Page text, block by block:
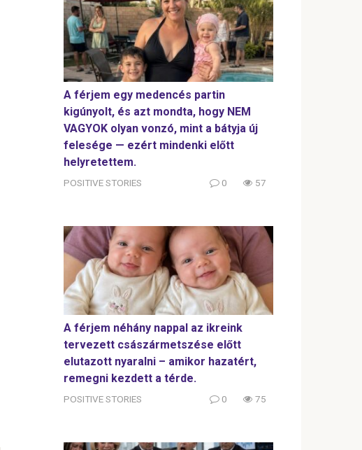
A férjem egy medencés partin
kigúnyolt, és azt mondta, hogy NEM
VAGYOK olyan vonzó, mint a bátyja új
felesége — ezért mindenki előtt
helyretettem.
POSITIVE STORIES 0 57
A férjem néhány nappal az ikreink
tervezett császármetszése előtt
elutazott nyaralni – amikor hazatért,
remegni kezdett a térde.
POSITIVE STORIES 0 75